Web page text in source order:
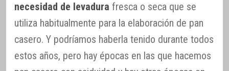
necesidad de levadura fresca o seca que se
utiliza habitualmente para la elaboración de pan
casero. Y podríamos haberla tenido durante todos
estos años, pero hay épocas en las que hacemos